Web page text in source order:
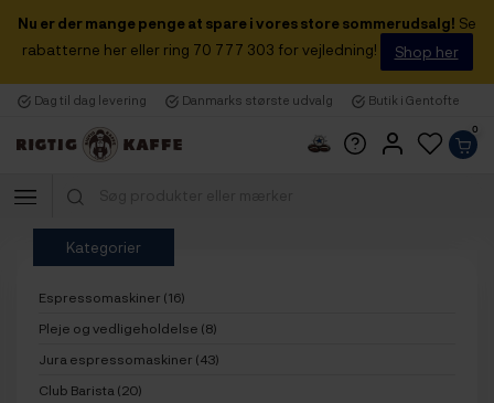
Nu er der mange penge at spare i vores store sommerudsalg! Se
rabatterne her eller ring 70 777 303 for vejledning!
Shop her
Dag til dag levering Danmarks største udvalg Butik i Gentofte
0
Kategorier
Espressomaskiner (16)
Pleje og vedligeholdelse (8)
Jura espressomaskiner (43)
Club Barista (20)